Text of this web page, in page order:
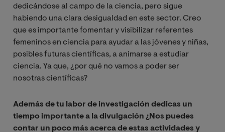
dedicándose al campo de la ciencia, pero sigue
habiendo una clara desigualdad en este sector. Creo
que es importante fomentar y visibilizar referentes
femeninos en ciencia para ayudar a las jóvenes y niñas,
posibles futuras científicas, a animarse a estudiar
ciencia. Ya que, ¿por qué no vamos a poder ser
nosotras científicas?
Además de tu labor de investigación dedicas un
tiempo importante a la divulgación ¿Nos puedes
contar un poco más acerca de estas actividades y